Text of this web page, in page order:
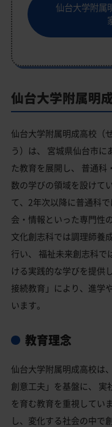
仙台大学附属
仙台大学附属明
仙台大学附属明成高校（
う）は、 宮城県仙台市
た教育を展開し、 普通
数の学びの領域を設けて
て、2年次以降に普通科
会・情報といった専門性
文化創志科では調理師養
行い、 福祉未来創志科で
ける実践的な学びを提供
接続教育」により、進学
います。
教育理念
仙台大学附属明成高校は
創意工夫」を基盤に、 実
を育む教育を重視してい
し、変化する社会の中で